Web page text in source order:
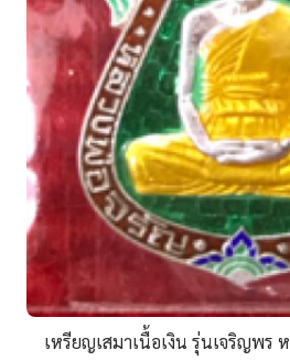
เหรียญเสมาเนื้อเงิน รุ่นเจริญพร